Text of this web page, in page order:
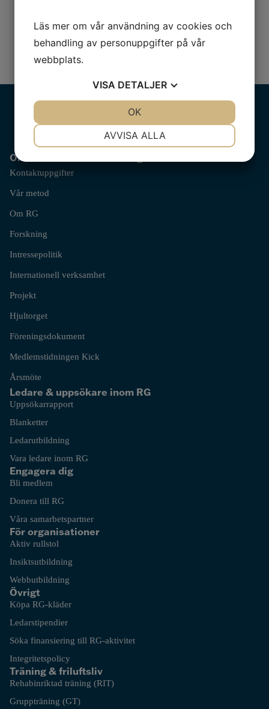
1 2 3 4 5
Om RG Aktiv Rehabilitering
Kontaktuppgifter
Vår metod
Om RG
Forskning
Intressepolitik
Internationell verksamhet
Projekt
Hjultorget
Föreningsdokument
Medlemstidningen Kick
Årsmöte
Ledare & uppsökare inom RG
Uppsökarrapport
Blanketter
Ledarutbildning
Vara ledare inom RG
Engagera dig
Bli medlem
Donera till RG
Våra samarbetspartner
För organisationer
Aktiv rullstol
Insiktsutbildning
Webbutbildning
Övrigt
Köpa RG-kläder
Ledarstipendier
Söka finansiering till RG-aktivitet
Integritetspolicy
Träning & friluftsliv
Rehabinriktad träning (RIT)
Gruppträning (GT)
Läs mer om vår användning av cookies och
behandling av personuppgifter på vår
webbplats.
VISA DETALJER
MARKNADSFÖRING
AVVISA ALLA
OK